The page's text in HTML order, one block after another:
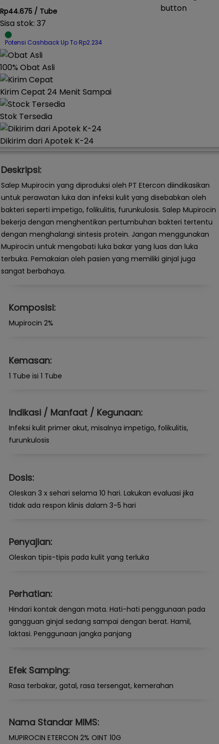
Rp44.675 / Tube
Sisa stok: 37
Potensi Cashback Up To Rp2.234
100% Obat Asli
Kirim Cepat 24 Menit Sampai
Stok Tersedia
Dikirim dari Apotek K-24
Deskripsi:
Salep Mupirocin yang diproduksi oleh PT Etercon diindikasikan
untuk perawatan luka dan infeksi kulit yang disebabkan oleh
bakteri seperti impetigo, folikulitis, furunkulosis. Salep Mupirocin
bekerja dengan menghentikan pertumbuhan bakteri tertentu
dengan menghalangi sintesis protein. Jangan menggunakan
Mupirocin untuk mengobati luka bakar yang luas dan luka
terbuka. Pemakaian oleh pasien yang memiliki ginjal juga
sangat berbahaya.
Komposisi:
Mupirocin 2%
Kemasan:
1 Tube isi 1 Tube
Indikasi / Manfaat / Kegunaan:
Infeksi kulit primer akut, misalnya impetigo, folikulitis,
furunkulosis
Dosis:
Oleskan 3 x sehari selama 10 hari. Lakukan evaluasi jika
tidak ada respon klinis dalam 3-5 hari
Penyajian:
Oleskan tipis-tipis pada kulit yang terluka
Perhatian:
Hindari kontak dengan mata. Hati-hati penggunaan pada
gangguan ginjal sedang sampai dengan berat. Hamil,
laktasi. Penggunaan jangka panjang
Efek Samping:
Rasa terbakar, gatal, rasa tersengat, kemerahan
Nama Standar MIMS:
MUPIROCIN ETERCON 2% OINT 10G